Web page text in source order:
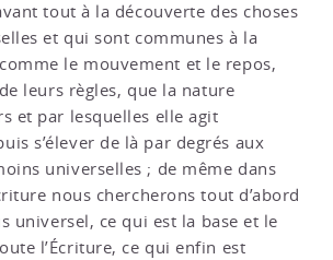
tout à la découverte des choses
et qui sont communes à la
le mouvement et le repos,
leurs règles, que la nature
et par lesquelles elle agit
s’élever de là par degrés aux
universelles ; de même dans
nous chercherons tout d’abord
universel, ce qui est la base et le
l’Écriture, ce qui enfin est